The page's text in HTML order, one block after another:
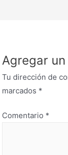
Agregar
Tu dirección de
marcados *
Comentario *